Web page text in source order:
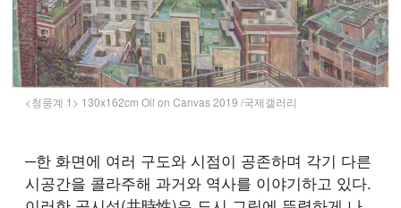
<청풍계 1> 130x162cm Oil on Canvas 2019 /국제갤러리
─한 화면에 여러 구도와 시점이 공존하며 각기 다른
시공간을 콜라주해 과거와 역사를 이야기하고 있다.